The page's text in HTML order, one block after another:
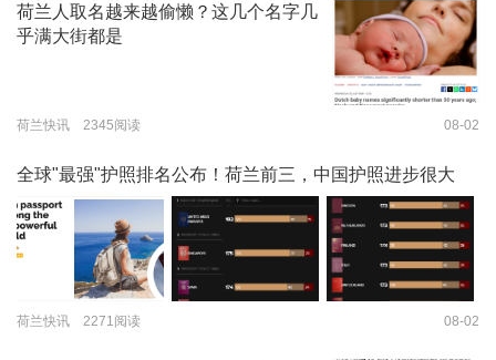
荷兰人取名越来越偷懒？这几个名字几
乎满大街都是
荷兰快讯 2345阅读 08-02
全球"最强"护照排名公布！荷兰前三，中国护照进步很大
荷兰快讯 2271阅读 08-02